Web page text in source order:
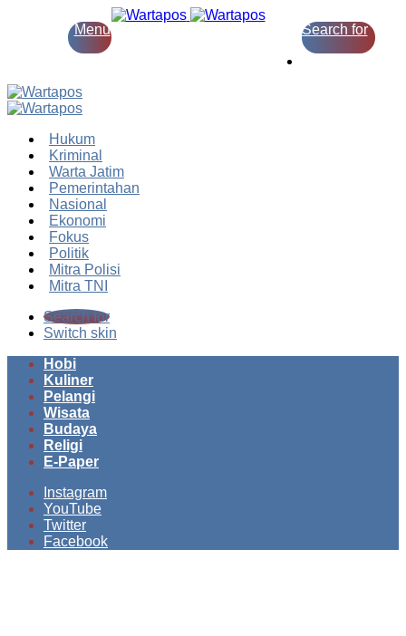
Menu Search for
Hukum
Kriminal
Warta Jatim
Pemerintahan
Nasional
Ekonomi
Fokus
Politik
Mitra Polisi
Mitra TNI
Search for
Switch skin
Hobi
Kuliner
Pelangi
Wisata
Budaya
Religi
E-Paper
Instagram
YouTube
Twitter
Facebook